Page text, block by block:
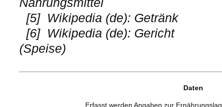
[5] Wikipedia (de): Getränk
[6] Wikipedia (de): Gericht
(Speise)
Daten
Erfasst werden Angaben zur